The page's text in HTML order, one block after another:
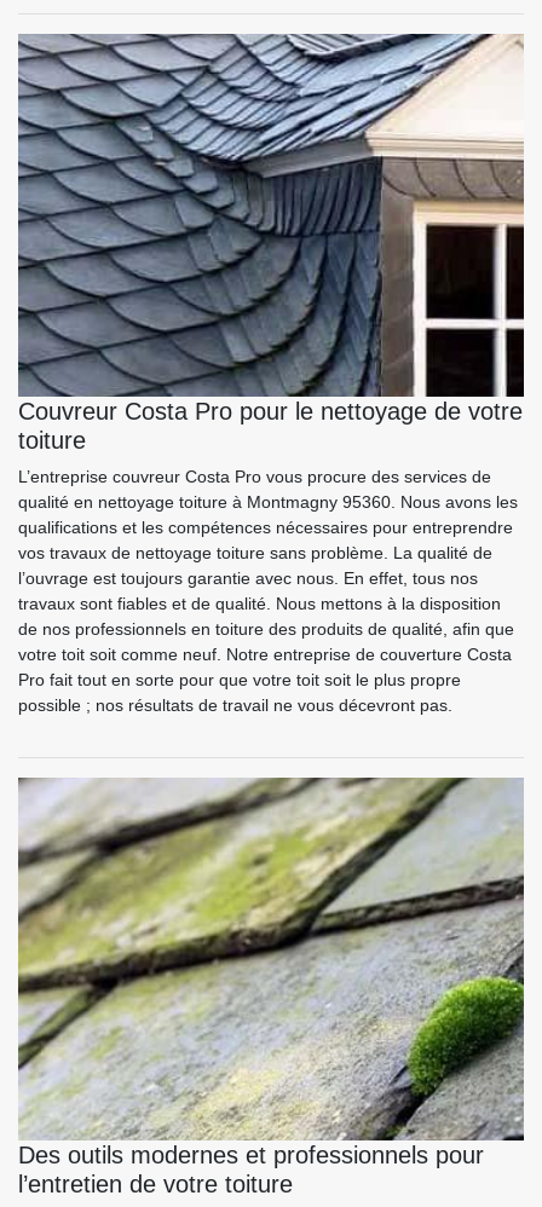
Couvreur Costa Pro pour le nettoyage de votre
toiture
L’entreprise couvreur Costa Pro vous procure des services de
qualité en nettoyage toiture à Montmagny 95360. Nous avons les
qualifications et les compétences nécessaires pour entreprendre
vos travaux de nettoyage toiture sans problème. La qualité de
l’ouvrage est toujours garantie avec nous. En effet, tous nos
travaux sont fiables et de qualité. Nous mettons à la disposition
de nos professionnels en toiture des produits de qualité, afin que
votre toit soit comme neuf. Notre entreprise de couverture Costa
Pro fait tout en sorte pour que votre toit soit le plus propre
possible ; nos résultats de travail ne vous décevront pas.
Des outils modernes et professionnels pour
l’entretien de votre toiture